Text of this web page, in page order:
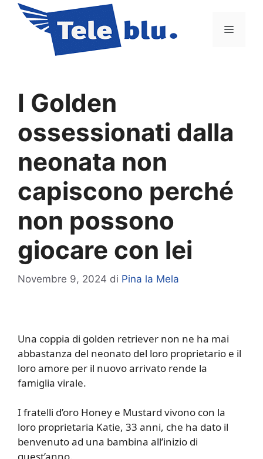
contenuto
Menu
I Golden
ossessionati dalla
neonata non
capiscono perché
non possono
giocare con lei
Novembre 9, 2024 di Pina la Mela
Una coppia di golden retriever non ne ha mai
abbastanza del neonato del loro proprietario e il
loro amore per il nuovo arrivato rende la
famiglia virale.
I fratelli d’oro Honey e Mustard vivono con la
loro proprietaria Katie, 33 anni, che ha dato il
benvenuto ad una bambina all’inizio di